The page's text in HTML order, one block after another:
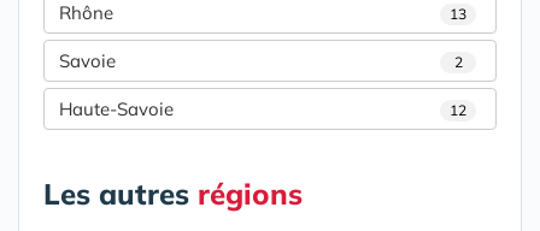
Rhône 13
Savoie 2
Haute-Savoie 12
Les autres régions